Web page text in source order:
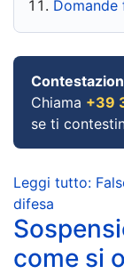
Domande
Chiama +39
se ti
Leggi tutto:
difesa
come si